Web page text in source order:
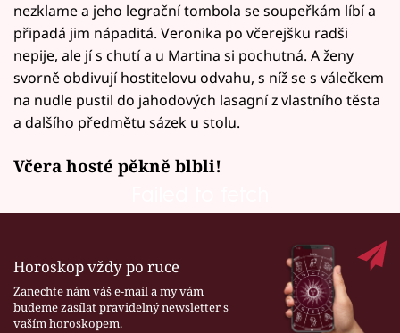
nezklame a jeho legrační tombola se soupeřkám líbí a
připadá jim nápaditá. Veronika po včerejšku radši
nepije, ale jí s chutí a u Martina si pochutná. A ženy
svorně obdivují hostitelovu odvahu, s níž se s válečkem
na nudle pustil do jahodových lasagní z vlastního těsta
a dalšího předmětu sázek u stolu.
Včera hosté pěkně blbli!
Horoskop vždy po ruce
Zanechte nám váš e-mail a my vám
budeme zasílat pravidelný newsletter s
vaším horoskopem.